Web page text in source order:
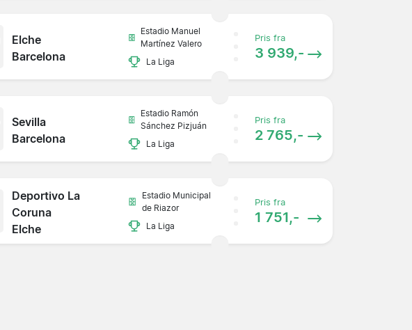
Elche
Barcelona
Estadio Manuel
Martínez Valero
La Liga
Pris fra
3 939,-
Sevilla
Barcelona
Estadio Ramón
Sánchez Pizjuán
La Liga
Pris fra
2 765,-
Deportivo La
Coruna
Elche
Estadio Municipal
de Riazor
La Liga
Pris fra
1 751,-